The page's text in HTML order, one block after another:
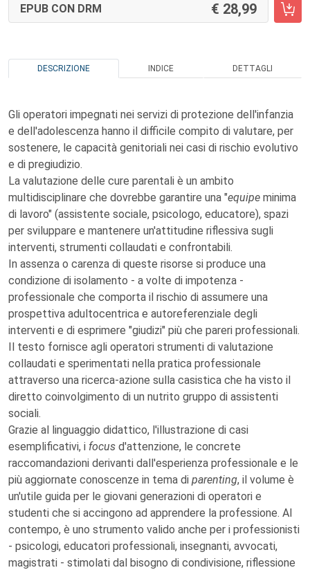
EPUB CON DRM 28,99
DESCRIZIONE INDICE DETTAGLI
Gli operatori impegnati nei servizi di protezione dell'infanzia
e dell'adolescenza hanno il difficile compito di valutare, per
sostenere, le capacità genitoriali nei casi di rischio evolutivo
e di pregiudizio.
La valutazione delle cure parentali è un ambito
multidisciplinare che dovrebbe garantire una "equipe minima
di lavoro" (assistente sociale, psicologo, educatore), spazi
per sviluppare e mantenere un'attitudine riflessiva sugli
interventi, strumenti collaudati e confrontabili.
In assenza o carenza di queste risorse si produce una
condizione di isolamento - a volte di impotenza -
professionale che comporta il rischio di assumere una
prospettiva adultocentrica e autoreferenziale degli
interventi e di esprimere "giudizi" più che pareri professionali.
Il testo fornisce agli operatori strumenti di valutazione
collaudati e sperimentati nella pratica professionale
attraverso una ricerca-azione sulla casistica che ha visto il
diretto coinvolgimento di un nutrito gruppo di assistenti
sociali.
Grazie al linguaggio didattico, l'illustrazione di casi
esemplificativi, i focus d'attenzione, le concrete
raccomandazioni derivanti dall'esperienza professionale e le
più aggiornate conoscenze in tema di parenting, il volume è
un'utile guida per le giovani generazioni di operatori e
studenti che si accingono ad apprendere la professione. Al
contempo, è uno strumento valido anche per i professionisti
- psicologi, educatori professionali, insegnanti, avvocati,
magistrati - stimolati dal bisogno di condivisione, riflessione